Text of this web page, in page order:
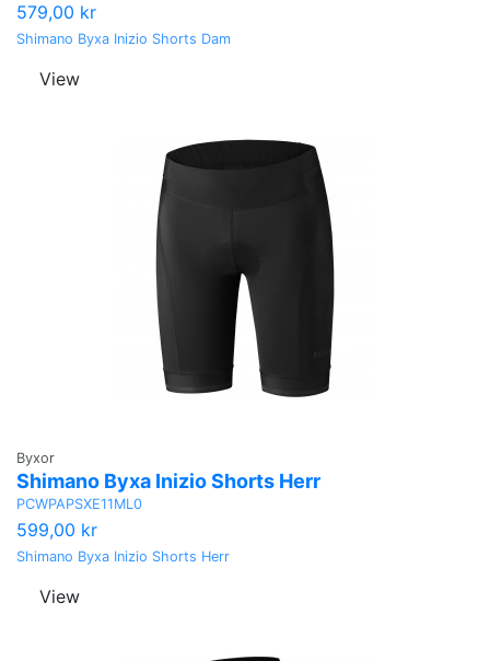
579,00 kr
Shimano Byxa Inizio Shorts Dam
View
Byxor
Shimano Byxa Inizio Shorts Herr
PCWPAPSXE11ML0
599,00 kr
Shimano Byxa Inizio Shorts Herr
View